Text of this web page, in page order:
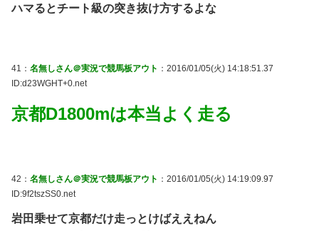
ハマるとチート級の突き抜け方するよな
41： 名無しさん＠実況で競馬板アウト ：2016/01/05(火) 14:18:51.37
ID:d23WGHT+0.net
京都D1800mは本当よく走る
42： 名無しさん＠実況で競馬板アウト ：2016/01/05(火) 14:19:09.97
ID:9f2tszSS0.net
岩田乗せて京都だけ走っとけばええねん